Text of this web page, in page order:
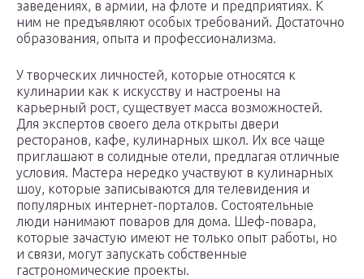
заведениях, в армии, на флоте и предприятиях. К
ним не предъявляют особых требований. Достаточно
образования, опыта и профессионализма.
У творческих личностей, которые относятся к
кулинарии как к искусству и настроены на
карьерный рост, существует масса возможностей.
Для экспертов своего дела открыты двери
ресторанов, кафе, кулинарных школ. Их все чаще
приглашают в солидные отели, предлагая отличные
условия. Мастера нередко участвуют в кулинарных
шоу, которые записываются для телевидения и
популярных интернет-порталов. Состоятельные
люди нанимают поваров для дома. Шеф-повара,
которые зачастую имеют не только опыт работы, но
и связи, могут запускать собственные
гастрономические проекты.